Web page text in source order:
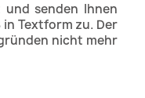
senden Ihnen
Textform zu. Der
nicht mehr